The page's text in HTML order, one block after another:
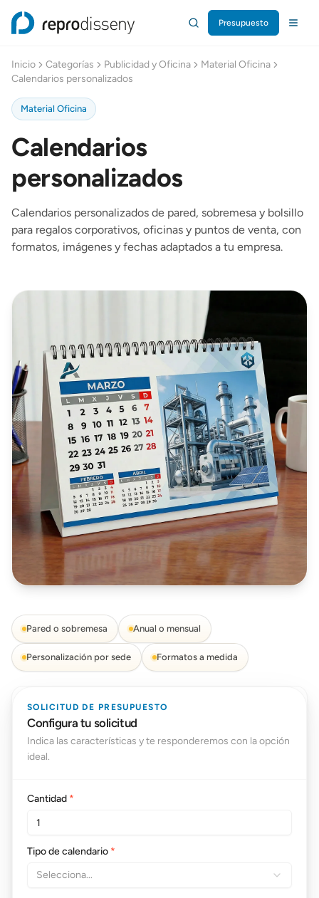
Repro Disseny Inicio
Presupuesto
Inicio Categorías Publicidad y Oficina
Material Oficina
Calendarios personalizados
Material Oficina
Calendarios
personalizados
Calendarios personalizados de pared, sobremesa y bolsillo
para regalos corporativos, oficinas y puntos de venta, con
formatos, imágenes y fechas adaptados a tu empresa.
Pared o sobremesa Anual o mensual
Personalización por sede Formatos a medida
SOLICITUD DE PRESUPUESTO
Configura tu solicitud
Indica las características y te responderemos con la opción
ideal.
Cantidad *
Tipo de calendario *
Selecciona...